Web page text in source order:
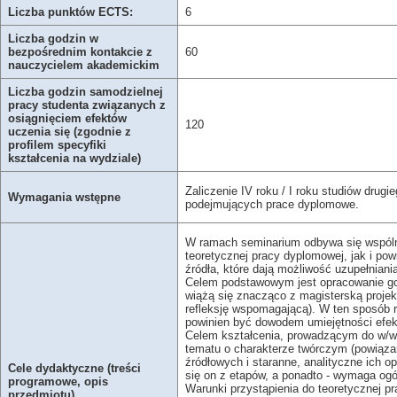
Liczba punktów ECTS:
6
Liczba godzin w
bezpośrednim kontakcie z
nauczycielem akademickim
60
Liczba godzin samodzielnej
pracy studenta związanych z
osiągnięciem efektów
uczenia się (zgodnie z
profilem specyfiki
kształcenia na wydziale)
120
Wymagania wstępne
Zaliczenie IV roku / I roku studiów
podejmujących prace dyplomowe.
Cele dydaktyczne (treści
programowe, opis
W ramach seminarium odbywa się
teoretycznej pracy dyplomowej, jak i
źródła, które dają możliwość
Celem podstawowym jest opracowanie
wiążą się znacząco z magisterską
refleksję wspomagającą). W ten
powinien być dowodem umiejętności
Celem kształcenia, prowadzącym do w/
tematu o charakterze twórczym
źródłowych i staranne, analityczne ich
się on z etapów, a ponadto - wymaga
Warunki przystąpienia do teoretycznej